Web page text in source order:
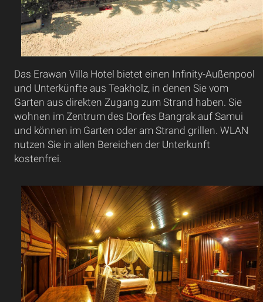
Das Erawan Villa Hotel bietet einen Infinity-Außenpool
und Unterkünfte aus Teakholz, in denen Sie vom
Garten aus direkten Zugang zum Strand haben. Sie
wohnen im Zentrum des Dorfes Bangrak auf Samui
und können im Garten oder am Strand grillen. WLAN
nutzen Sie in allen Bereichen der Unterkunft
kostenfrei.